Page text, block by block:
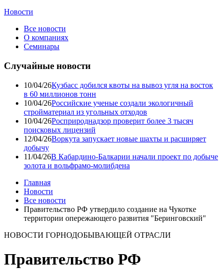
Новости
Все новости
О компаниях
Семинары
Случайные новости
10/04/26Кузбасс добился квоты на вывоз угля на восток
в 60 миллионов тонн
10/04/26Российские ученые создали экологичный
стройматериал из угольных отходов
10/04/26Росприроднадзор проверит более 3 тысяч
поисковых лицензий
12/04/26Воркута запускает новые шахты и расширяет
добычу
11/04/26В Кабардино-Балкарии начали проект по добыче
золота и вольфрамо-молибдена
Главная
Новости
Все новости
Правительство РФ утвердило создание на Чукотке
территории опережающего развития "Беринговский"
НОВОСТИ ГОРНОДОБЫВАЮЩЕЙ ОТРАСЛИ
Правительство РФ